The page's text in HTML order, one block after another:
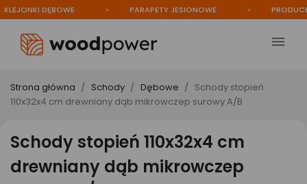
DĘBOWE PARAPETY JESIONOWE PRODUCENT

Strona główna Schody Dębowe
Schody stopień
110x32x4 cm drewniany dąb mikrowczep surowy A/B
Schody stopień 110x32x4 cm
drewniany dąb mikrowczep